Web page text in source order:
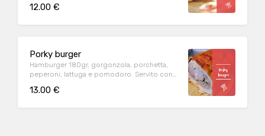
12.00 €
Porky burger
Hamburger 180gr, gorgonzola, porchetta,
peperoni, lattuga e pomodoro. Servito con
13.00 €